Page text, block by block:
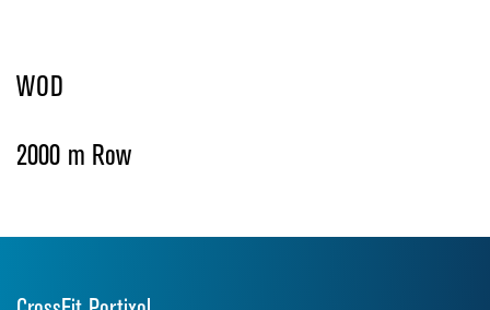
WOD
2000 m Row